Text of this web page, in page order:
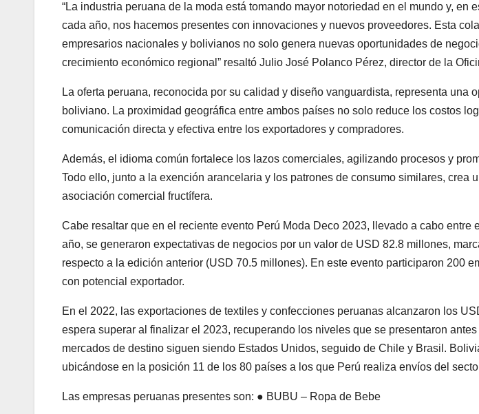
“La industria peruana de la moda está tomando mayor notoriedad en el mundo y, en
cada año, nos hacemos presentes con innovaciones y nuevos proveedores. Esta
empresarios nacionales y bolivianos no solo genera nuevas oportunidades de
crecimiento económico regional” resaltó Julio José Polanco Pérez, director de la
La oferta peruana, reconocida por su calidad y diseño vanguardista, representa una
boliviano. La proximidad geográfica entre ambos países no solo reduce los costos
comunicación directa y efectiva entre los exportadores y compradores.
Además, el idioma común fortalece los lazos comerciales, agilizando procesos y
Todo ello, junto a la exención arancelaria y los patrones de consumo similares, crea
asociación comercial fructífera.
Cabe resaltar que en el reciente evento Perú Moda Deco 2023, llevado a cabo entre
año, se generaron expectativas de negocios por un valor de USD 82.8 millones,
respecto a la edición anterior (USD 70.5 millones). En este evento participaron 200
con potencial exportador.
En el 2022, las exportaciones de textiles y confecciones peruanas alcanzaron los
espera superar al finalizar el 2023, recuperando los niveles que se presentaron
mercados de destino siguen siendo Estados Unidos, seguido de Chile y Brasil.
ubicándose en la posición 11 de los 80 países a los que Perú realiza envíos del
Las empresas peruanas presentes son: ● BUBU – Ropa de Bebe